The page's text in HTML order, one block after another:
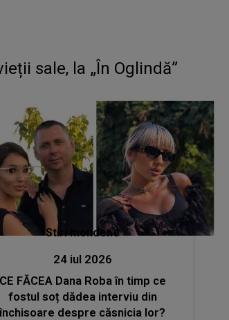
sale, la „În Oglindă”
Stiri mondene
24 iul 2026
CE FĂCEA Dana Roba în timp ce
fostul soț dădea interviu din
închisoare despre căsnicia lor?